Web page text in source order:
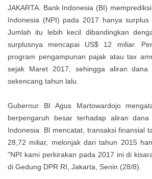
JAKARTA. Bank Indonesia (BI)
Indonesia (NPI) pada 2017 hanya surplus
Jumlah itu lebih kecil dibandingkan
surplusnya mencapai US$ 12 miliar.
program pengampunan pajak atau tax
sejak Maret 2017, sehingga aliran
sekencang tahun lalu.
Gubernur BI Agus Martowardojo
berpengaruh besar terhadap aliran
Indonesia. BI mencatat, transaksi finansial
28,72 miliar, melonjak dari tahun 2015
"NPI kami perkirakan pada 2017 ini di
di Gedung DPR RI, Jakarta, Senin (28/8).